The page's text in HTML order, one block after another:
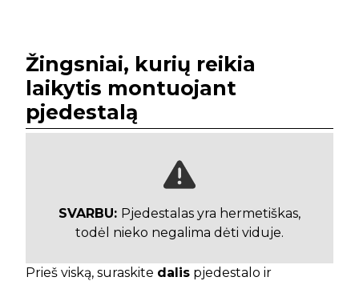
Žingsniai, kurių reikia
laikytis montuojant
pjedestalą
SVARBU: Pjedestalas yra hermetiškas,
todėl nieko negalima dėti viduje.
Prieš viską, suraskite dalis pjedestalo ir